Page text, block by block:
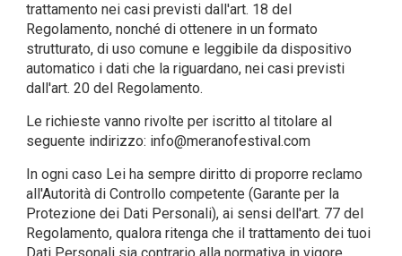
trattamento nei casi previsti dall'art. 18 del
Regolamento, nonché di ottenere in un formato
strutturato, di uso comune e leggibile da dispositivo
automatico i dati che la riguardano, nei casi previsti
dall'art. 20 del Regolamento.
Le richieste vanno rivolte per iscritto al titolare al
seguente indirizzo: info@meranofestival.com
In ogni caso Lei ha sempre diritto di proporre reclamo
all'Autorità di Controllo competente (Garante per la
Protezione dei Dati Personali), ai sensi dell'art. 77 del
Regolamento, qualora ritenga che il trattamento dei tuoi